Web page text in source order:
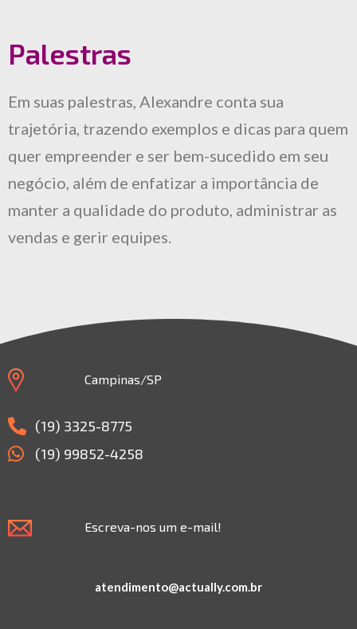
Palestras
Em suas palestras, Alexandre conta sua
trajetória, trazendo exemplos e dicas para quem
quer empreender e ser bem-sucedido em seu
negócio, além de enfatizar a importância de
manter a qualidade do produto, administrar as
vendas e gerir equipes.
Campinas/SP
(19) 3325-8775
(19) 99852-4258
Escreva-nos um e-mail!
atendimento@actually.com.br